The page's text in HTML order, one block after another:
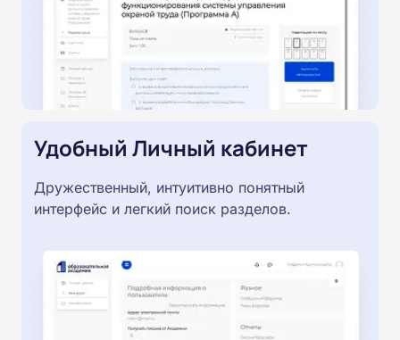
Удобный Личный кабинет
Дружественный, интуитивно понятный
интерфейс и легкий поиск разделов.